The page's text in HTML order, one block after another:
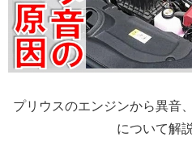
プリウスのエンジンから異音
について解